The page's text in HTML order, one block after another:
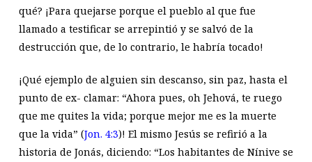
qué? ¡Para quejarse porque el pueblo al que fue
llamado a testificar se arrepintió y se salvó de la
destrucción que, de lo contrario, le habría tocado!
¡Qué ejemplo de alguien sin descanso, sin paz, hasta el
punto de ex- clamar: “Ahora pues, oh Jehová, te ruego
que me quites la vida; porque mejor me es la muerte
que la vida” (Jon. 4:3)! El mismo Jesús se refirió a la
historia de Jonás, diciendo: “Los habitantes de Nínive se